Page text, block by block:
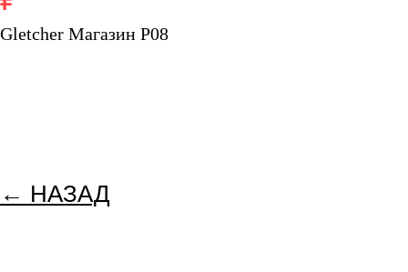
Gletcher Магазин P08
← НАЗАД